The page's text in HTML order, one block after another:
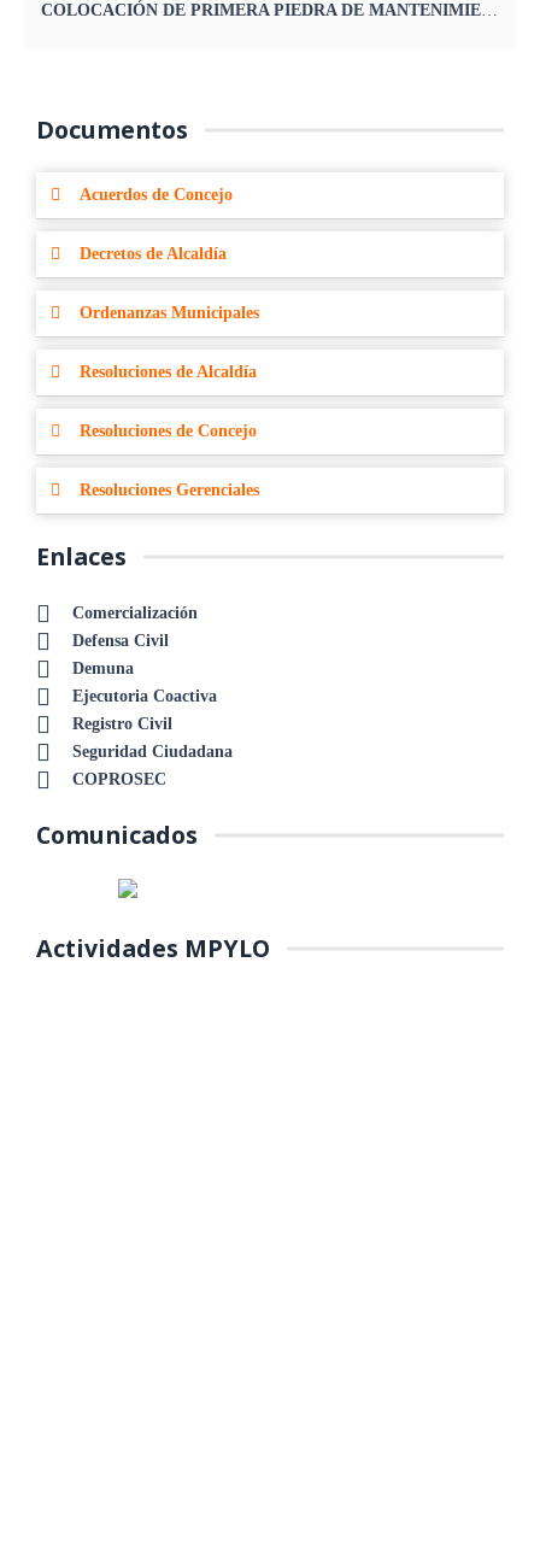
COLOCACIÓN DE PRIMERA PIEDRA DE MANTENIMIENTO DEL PARQUE TACARPANA EN EL DISTRITO DE SANTA ROSA DE SACCO
Documentos
Acuerdos de Concejo
Decretos de Alcaldía
Ordenanzas Municipales
Resoluciones de Alcaldía
Resoluciones de Concejo
Resoluciones Gerenciales
Enlaces
Comercialización
Defensa Civil
Demuna
Ejecutoria Coactiva
Registro Civil
Seguridad Ciudadana
COPROSEC
Comunicados
Actividades MPYLO